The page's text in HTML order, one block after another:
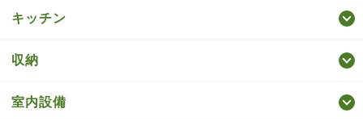
キッチン
収納
室内設備